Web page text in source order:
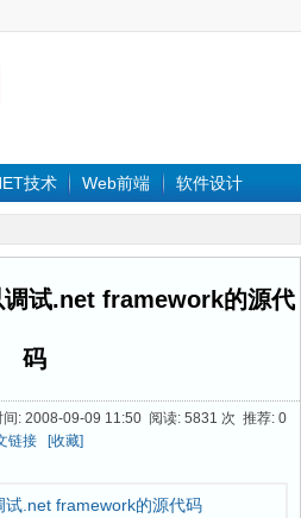
技术 Web前端 软件设计
试.net framework的源代
码
间: 2008-09-09 11:50 阅读: 5831 次 推荐: 0
链接
[收藏]
试.net framework的源代码